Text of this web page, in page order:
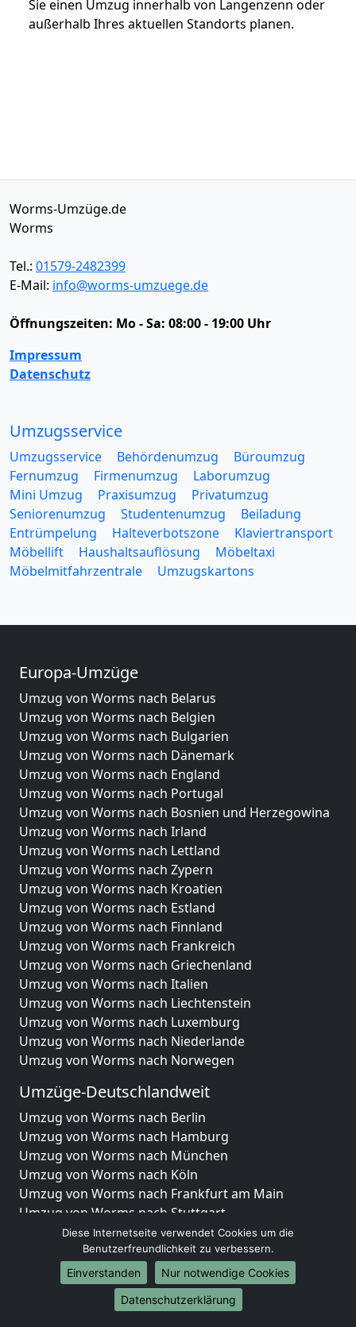
Sie einen Umzug innerhalb von Langenzenn oder
außerhalb Ihres aktuellen Standorts planen.
Worms-Umzüge.de
Worms
Tel.: 01579-2482399
E-Mail: info@worms-umzuege.de
Öffnungszeiten: Mo - Sa: 08:00 - 19:00 Uhr
Impressum
Datenschutz
Umzugsservice
Umzugsservice Behördenumzug
Büroumzug
Fernumzug
Firmenumzug
Laborumzug
Mini Umzug
Praxisumzug
Privatumzug
Seniorenumzug
Studentenumzug
Beiladung
Entrümpelung
Halteverbotszone
Klaviertransport
Möbellift
Haushaltsauflösung
Möbeltaxi
Möbelmitfahrzentrale
Umzugskartons
Europa-Umzüge
Umzug von Worms nach Belarus
Umzug von Worms nach Belgien
Umzug von Worms nach Bulgarien
Umzug von Worms nach Dänemark
Umzug von Worms nach England
Umzug von Worms nach Portugal
Umzug von Worms nach Bosnien und Herzegowina
Umzug von Worms nach Irland
Umzug von Worms nach Lettland
Umzug von Worms nach Zypern
Umzug von Worms nach Kroatien
Umzug von Worms nach Estland
Umzug von Worms nach Finnland
Umzug von Worms nach Frankreich
Umzug von Worms nach Griechenland
Umzug von Worms nach Italien
Umzug von Worms nach Liechtenstein
Umzug von Worms nach Luxemburg
Umzug von Worms nach Niederlande
Umzug von Worms nach Norwegen
Umzüge-Deutschlandweit
Umzug von Worms nach Berlin
Umzug von Worms nach Hamburg
Umzug von Worms nach München
Umzug von Worms nach Köln
Umzug von Worms nach Frankfurt am Main
Umzug von Worms nach Stuttgart
Umzug von Worms nach Düsseldorf
Umzug von Worms nach Leipzig
Umzug von Worms nach Dortmund
Umzug von Worms nach Essen
Umzug von Worms nach Bremen
Diese Internetseite verwendet Cookies um die
Benutzerfreundlichkeit zu verbessern.
Einverstanden
Nur notwendige Cookies
Datenschutzerklärung